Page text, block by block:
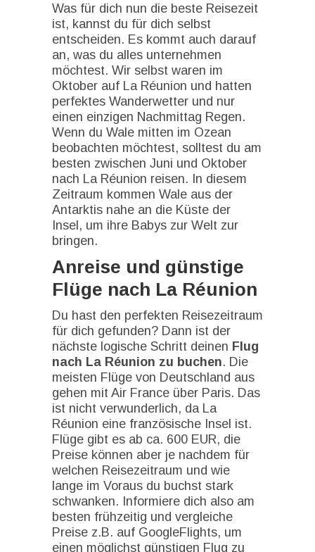
Was für dich nun die beste Reisezeit
ist, kannst du für dich selbst
entscheiden. Es kommt auch darauf
an, was du alles unternehmen
möchtest. Wir selbst waren im
Oktober auf La Réunion und hatten
perfektes Wanderwetter und nur
einen einzigen Nachmittag Regen.
Wenn du Wale mitten im Ozean
beobachten möchtest, solltest du am
besten zwischen Juni und Oktober
nach La Réunion reisen. In diesem
Zeitraum kommen Wale aus der
Antarktis nahe an die Küste der
Insel, um ihre Babys zur Welt zur
bringen.
Anreise und günstige
Flüge nach La Réunion
Du hast den perfekten Reisezeitraum
für dich gefunden? Dann ist der
nächste logische Schritt deinen Flug
nach La Réunion zu buchen. Die
meisten Flüge von Deutschland aus
gehen mit Air France über Paris. Das
ist nicht verwunderlich, da La
Réunion eine französische Insel ist.
Flüge gibt es ab ca. 600 EUR, die
Preise können aber je nachdem für
welchen Reisezeitraum und wie
lange im Voraus du buchst stark
schwanken. Informiere dich also am
besten frühzeitig und vergleiche
Preise z.B. auf GoogleFlights, um
einen möglichst günstigen Flug zu